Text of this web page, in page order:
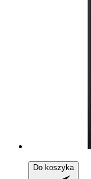
Do koszyka